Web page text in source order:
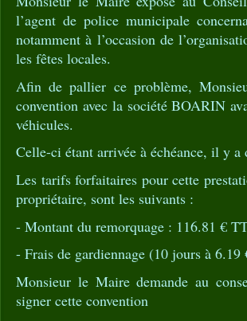
l’agent de police municipale
notamment à l’occasion de
les fêtes locales.
Afin de pallier ce problème,
convention avec la société BOARIN
véhicules.
Celle-ci étant arrivée à échéance, il y
Les tarifs forfaitaires pour cette
propriétaire, sont les suivants :
- Montant du remorquage : 116.81 €
- Frais de gardiennage (10 jours à
Monsieur le Maire demande au
signer cette convention